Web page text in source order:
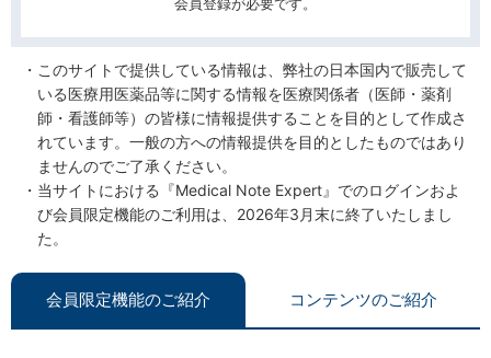
このサイトで提供している情報は、弊社の日本国内で販売して
いる医療用医薬品等に関する情報を医療関係者（医師・薬剤
師・看護師等）の皆様に情報提供することを目的として作成さ
れています。一般の方への情報提供を目的としたものではあり
ませんのでご了承ください。
当サイトにおける『Medical Note Expert』でのログインおよ
び会員限定機能のご利用は、2026年3月末に終了いたしまし
た。
会員限定機能のご紹介 コンテンツのご紹介